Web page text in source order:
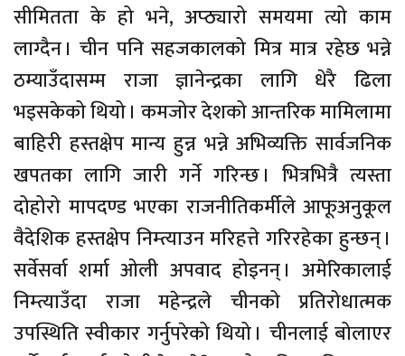
सीमितता के हो भने, अप्ठ्यारो समयमा त्यो काम
लाग्दैन । चीन पनि सहजकालको मित्र मात्र रहेछ भन्ने
ठम्याउँदासम्म राजा ज्ञानेन्द्रका लागि धेरै ढिला
भइसकेको थियो । कमजोर देशको आन्तरिक मामिलामा
बाहिरी हस्तक्षेप मान्य हुन्न भन्ने अभिव्यक्ति सार्वजनिक
खपतका लागि जारी गर्ने गरिन्छ । भित्रभित्रै त्यस्ता
दोहोरो मापदण्ड भएका राजनीतिकर्मीले आफूअनुकूल
वैदेशिक हस्तक्षेप निम्त्याउन मरिहत्ते गरिरहेका हुन्छन् ।
सर्वेसर्वा शर्मा ओली अपवाद होइनन् । अमेरिकालाई
निम्त्याउँदा राजा महेन्द्रले चीनको प्रतिरोधात्मक
उपस्थिति स्वीकार गर्नुपरेको थियो । चीनलाई बोलाएर